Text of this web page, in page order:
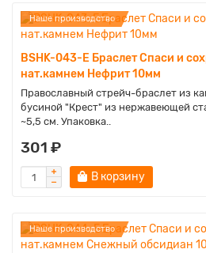
Наше производство
BSHK-043-E Браслет Спаси и
нат.камнем Нефрит 10мм
Православный стрейч-браслет из
бусиной "Крест" из нержавеющей
~5,5 см. Упаковка..
301 ₽
В корзину
Наше производство